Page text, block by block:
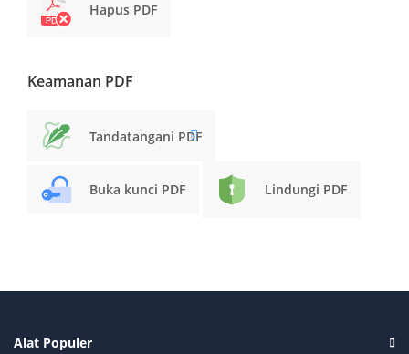
Hapus PDF
Keamanan PDF
Tandatangani PDF
Buka kunci PDF Lindungi PDF
Alat Populer